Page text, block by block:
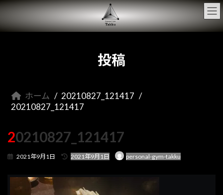
コ
テ
ナ
ゲ
投稿
ホーム
20210827_121417
20210827_121417
20210827_121417
2021年9月1日
最
日
2021年9月1日 personal-gym-takku